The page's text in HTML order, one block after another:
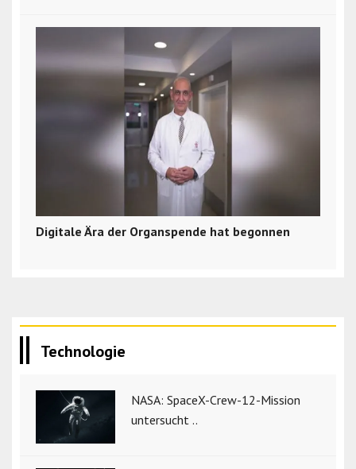
Digitale Ära der Organspende hat begonnen
Technologie
NASA: SpaceX-Crew-12-Mission
untersucht ..